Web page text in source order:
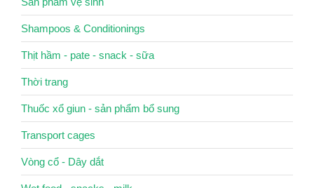
Shampoos & Conditionings
Thịt hầm - pate - snack - sữa
Thời trang
Thuốc xổ giun - sản phẩm bổ sung
Transport cages
Vòng cổ - Dây dắt